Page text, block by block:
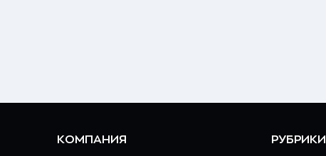
КОМПАНИЯ РУБРИКИ